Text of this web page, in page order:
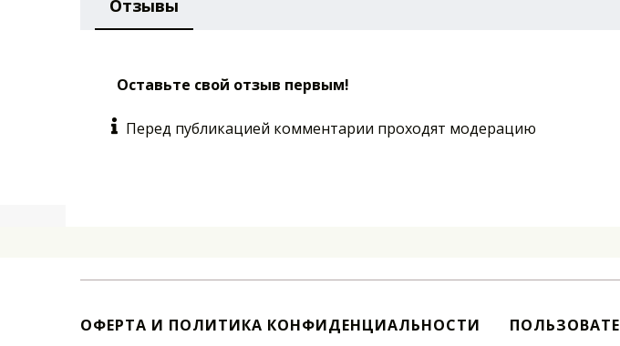
Отзывы
Оставьте свой отзыв первым!
Перед публикацией комментарии проходят модерацию
ОФЕРТА И ПОЛИТИКА КОНФИДЕНЦИАЛЬНОСТИ